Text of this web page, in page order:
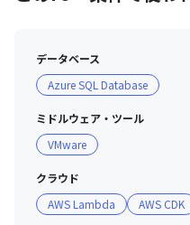
データベース
Azure SQL Database
ミドルウェア・ツール
VMware
クラウド
AWS Lambda
AWS CDK